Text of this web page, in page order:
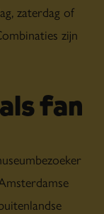
zaterdag of
zijn
fan